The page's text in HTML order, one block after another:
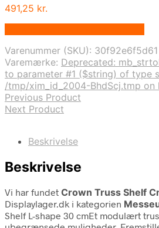
491,25 kr.
Varenummer (SKU): 30f92e6f5d61
Varemærke: Deprecated:
to parameter #1 ($string) of type
/tmp/xim_id_2004-BhdScj.tmp on
Previous Product
Next Product
Beskrivelse
Beskrivelse
Vi har fundet Crown Truss Shelf
Displaylager.dk i kategorien
Shelf L-shape 30 cmEt modulært